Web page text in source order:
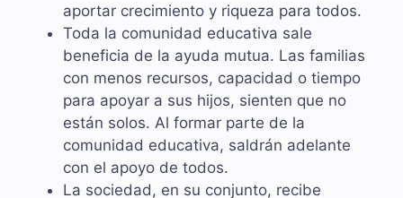
aportar crecimiento y riqueza para todos.
Toda la comunidad educativa sale
beneficia de la ayuda mutua. Las familias
con menos recursos, capacidad o tiempo
para apoyar a sus hijos, sienten que no
están solos. Al formar parte de la
comunidad educativa, saldrán adelante
con el apoyo de todos.
La sociedad, en su conjunto, recibe